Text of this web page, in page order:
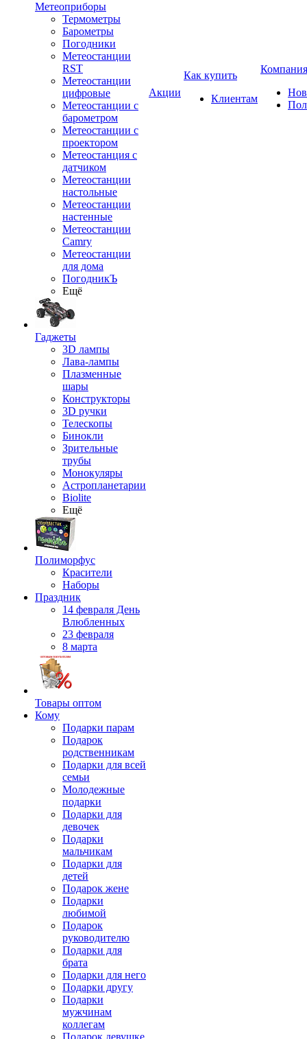
Метеоприборы
Термометры
Барометры
Погодники
Метеостанции
RST
Метеостанции
цифровые
Метеостанции с
барометром
Метеостанции с
проектором
Метеостанция с
датчиком
Метеостанции
настольные
Метеостанции
настенные
Метеостанции
Camry
Метеостанции
для дома
ПогодникЪ
Ещё
Гаджеты
3D лампы
Лава-лампы
Плазменные
шары
Конструкторы
3D ручки
Телескопы
Бинокли
Зрительные
трубы
Монокуляры
Астропланетарии
Biolite
Ещё
Полиморфус
Красители
Наборы
Праздник
14 февраля День
Влюбленных
23 февраля
8 марта
Товары оптом
Кому
Подарки парам
Подарок
родственникам
Подарки для всей
семьи
Молодежные
подарки
Подарки для
девочек
Подарки
мальчикам
Подарки для
детей
Подарок жене
Подарки
любимой
Подарок
руководителю
Подарки для
брата
Подарки для него
Подарки другу
Подарки
мужчинам
коллегам
Подарок девушке
Акции
Как купить
Клиентам
Компания